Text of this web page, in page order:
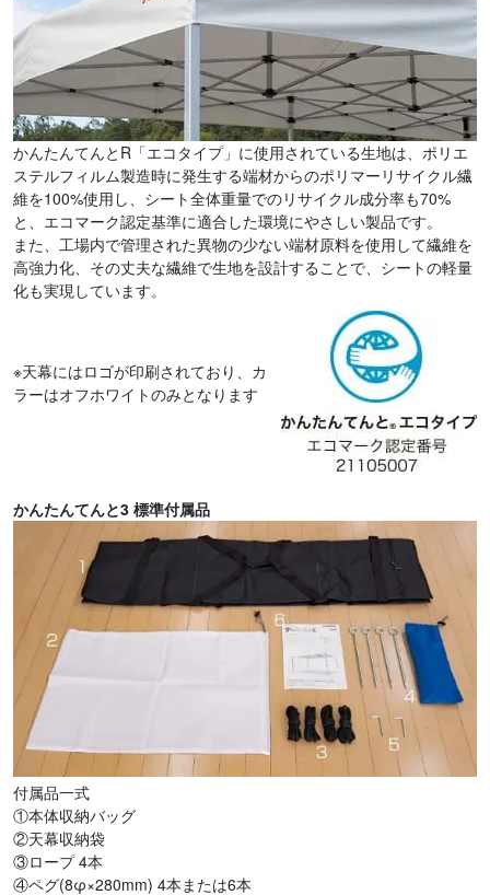
かんたんてんとR「エコタイプ」に使用されている生地は、ポリエ
ステルフィルム製造時に発生する端材からのポリマーリサイクル繊
維を100%使用し、シート全体重量でのリサイクル成分率も70%
と、エコマーク認定基準に適合した環境にやさしい製品です。
また、工場内で管理された異物の少ない端材原料を使用して繊維を
高強力化、その丈夫な繊維で生地を設計することで、シートの軽量
化も実現しています。
※天幕にはロゴが印刷されており、カ
ラーはオフホワイトのみとなります
かんたんてんと3 標準付属品
付属品一式
①本体収納バッグ
②天幕収納袋
③ロープ 4本
④ペグ(8φ×280mm) 4本または6本